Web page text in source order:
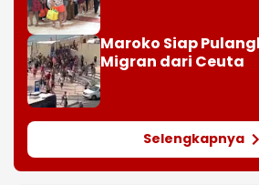
Maroko Siap
Migran dari Ceuta
Selengkapnya